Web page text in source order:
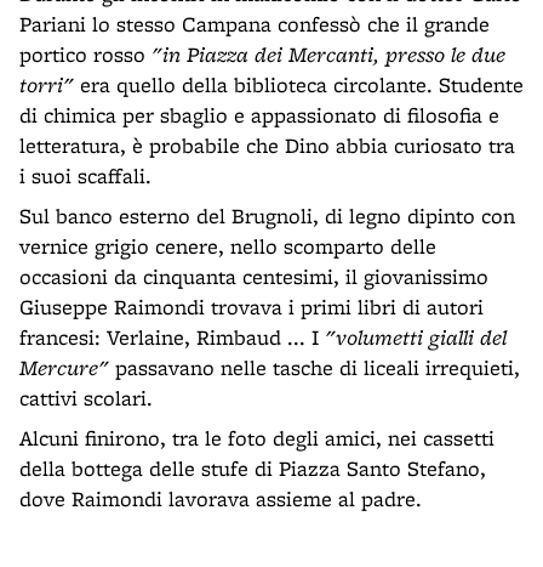
Pariani lo stesso Campana confessò che il grande
portico rosso "in Piazza dei Mercanti, presso le due
torri" era quello della biblioteca circolante. Studente
di chimica per sbaglio e appassionato di filosofia e
letteratura, è probabile che Dino abbia curiosato tra
i suoi scaffali.
Sul banco esterno del Brugnoli, di legno dipinto con
vernice grigio cenere, nello scomparto delle
occasioni da cinquanta centesimi, il giovanissimo
Giuseppe Raimondi trovava i primi libri di autori
francesi: Verlaine, Rimbaud ... I "volumetti gialli del
Mercure" passavano nelle tasche di liceali irrequieti,
cattivi scolari.
Alcuni finirono, tra le foto degli amici, nei cassetti
della bottega delle stufe di Piazza Santo Stefano,
dove Raimondi lavorava assieme al padre.